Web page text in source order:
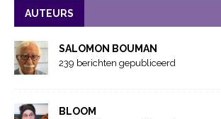
AUTEURS
SALOMON BOUMAN
239 berichten gepubliceerd
BLOOM